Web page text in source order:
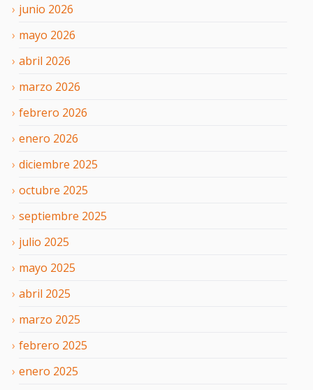
junio 2026
mayo 2026
abril 2026
marzo 2026
febrero 2026
enero 2026
diciembre 2025
octubre 2025
septiembre 2025
julio 2025
mayo 2025
abril 2025
marzo 2025
febrero 2025
enero 2025